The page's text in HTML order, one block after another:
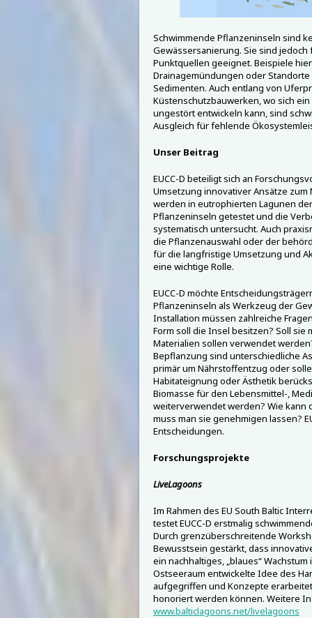
Schwimmende Pflanzeninseln sind
Gewässersanierung. Sie sind
Punktquellen geeignet. Beispiele
Drainagemündungen oder
Sedimenten. Auch entlang von
Küstenschutzbauwerken, wo sich
ungestört entwickeln kann, sind
Ausgleich für fehlende
Unser Beitrag
EUCC-D beteiligt sich an
Umsetzung innovativer Ansätze
werden in eutrophierten Lagunen
Pflanzeninseln getestet und die
systematisch untersucht. Auch
die Pflanzenauswahl oder der
für die langfristige Umsetzung und
eine wichtige Rolle.
EUCC-D möchte
Pflanzeninseln als Werkzeug der
Installation müssen zahlreiche
Form soll die Insel besitzen? Soll sie
Materialien sollen verwendet
Bepflanzung sind unterschiedliche
primär um Nährstoffentzug oder
Habitateignung oder Ästhetik
Biomasse für den Lebensmittel-,
weiterverwendet werden? Wie
muss man sie genehmigen lassen?
Entscheidungen.
Forschungsprojekte
LiveLagoons
Im Rahmen des EU South Baltic
testet EUCC-D erstmalig
Durch grenzüberschreitende
Bewusstsein gestärkt, dass
ein nachhaltiges, „blaues“
Ostseeraum entwickelte Idee des
aufgegriffen und Konzepte
honoriert werden können. Weitere
www.balticlagoons.net/livelagoons